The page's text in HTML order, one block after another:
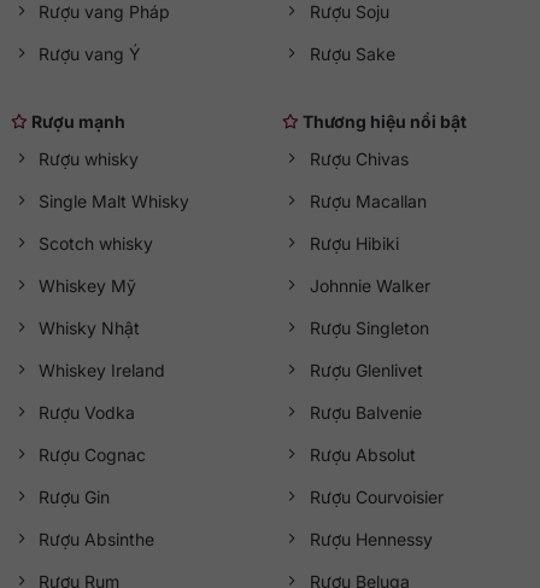
Rượu vang Pháp
Rượu vang Ý
Rượu Soju
Rượu Sake
Rượu mạnh
Rượu whisky
Single Malt Whisky
Scotch whisky
Whiskey Mỹ
Whisky Nhật
Whiskey Ireland
Rượu Vodka
Rượu Cognac
Rượu Gin
Rượu Absinthe
Rượu Rum
Thương hiệu nổi bật
Rượu Chivas
Rượu Macallan
Rượu Hibiki
Johnnie Walker
Rượu Singleton
Rượu Glenlivet
Rượu Balvenie
Rượu Absolut
Rượu Courvoisier
Rượu Hennessy
Rượu Beluga